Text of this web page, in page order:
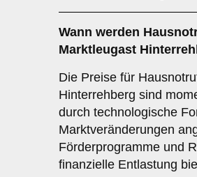
Wann werden
Marktleugast
Die Preise für
Hinterrehberg sind
durch technologische
Marktveränderungen
Förderprogramme und
finanzielle Entlastung